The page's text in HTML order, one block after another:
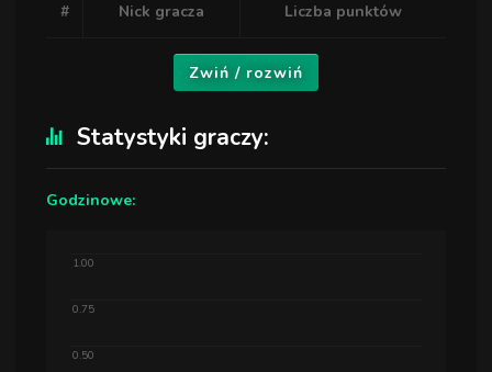
# Nick gracza Liczba punktów
Zwiń / rozwiń
Statystyki graczy:
Godzinowe:
0.50
0.75
1.00